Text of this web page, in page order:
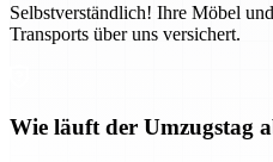
Selbstverständlich! Ihre Möbel
Transports über uns versichert.
Wie läuft der Umzugstag